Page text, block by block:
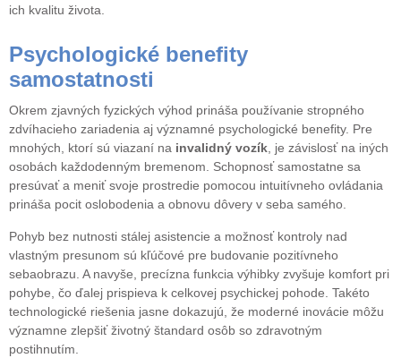
ich kvalitu života.
Psychologické benefity
samostatnosti
Okrem zjavných fyzických výhod prináša používanie stropného
zdvíhacieho zariadenia aj významné psychologické benefity. Pre
mnohých, ktorí sú viazaní na invalidný vozík, je závislosť na iných
osobách každodenným bremenom. Schopnosť samostatne sa
presúvať a meniť svoje prostredie pomocou intuitívneho ovládania
prináša pocit oslobodenia a obnovu dôvery v seba samého.
Pohyb bez nutnosti stálej asistencie a možnosť kontroly nad
vlastným presunom sú kľúčové pre budovanie pozitívneho
sebaobrazu. A navyše, precízna funkcia výhibky zvyšuje komfort pri
pohybe, čo ďalej prispieva k celkovej psychickej pohode. Takéto
technologické riešenia jasne dokazujú, že moderné inovácie môžu
významne zlepšiť životný štandard osôb so zdravotným
postihnutím.